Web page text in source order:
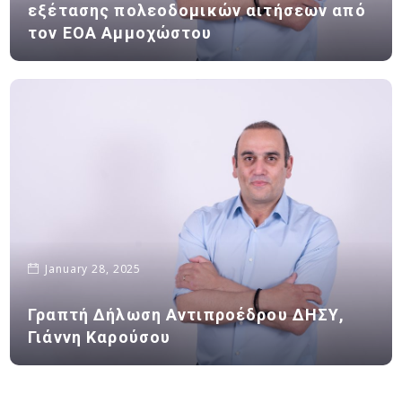
εξέτασης πολεοδομικών αιτήσεων από
τον ΕΟΑ Αμμοχώστου
January 28, 2025
Γραπτή Δήλωση Αντιπροέδρου ΔΗΣΥ,
Γιάννη Καρούσου